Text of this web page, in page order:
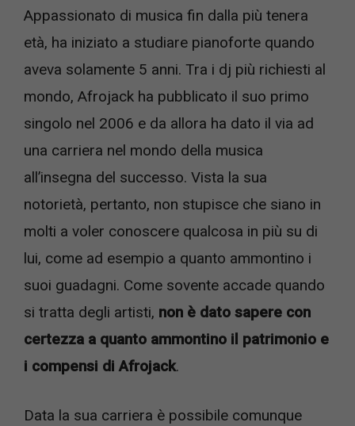
Appassionato di musica fin dalla più tenera
età, ha iniziato a studiare pianoforte quando
aveva solamente 5 anni. Tra i dj più richiesti al
mondo, Afrojack ha pubblicato il suo primo
singolo nel 2006 e da allora ha dato il via ad
una carriera nel mondo della musica
all’insegna del successo. Vista la sua
notorietà, pertanto, non stupisce che siano in
molti a voler conoscere qualcosa in più su di
lui, come ad esempio a quanto ammontino i
suoi guadagni. Come sovente accade quando
si tratta degli artisti, non è dato sapere con
certezza a quanto ammontino il patrimonio e
i compensi di Afrojack.
Data la sua carriera è possibile comunque